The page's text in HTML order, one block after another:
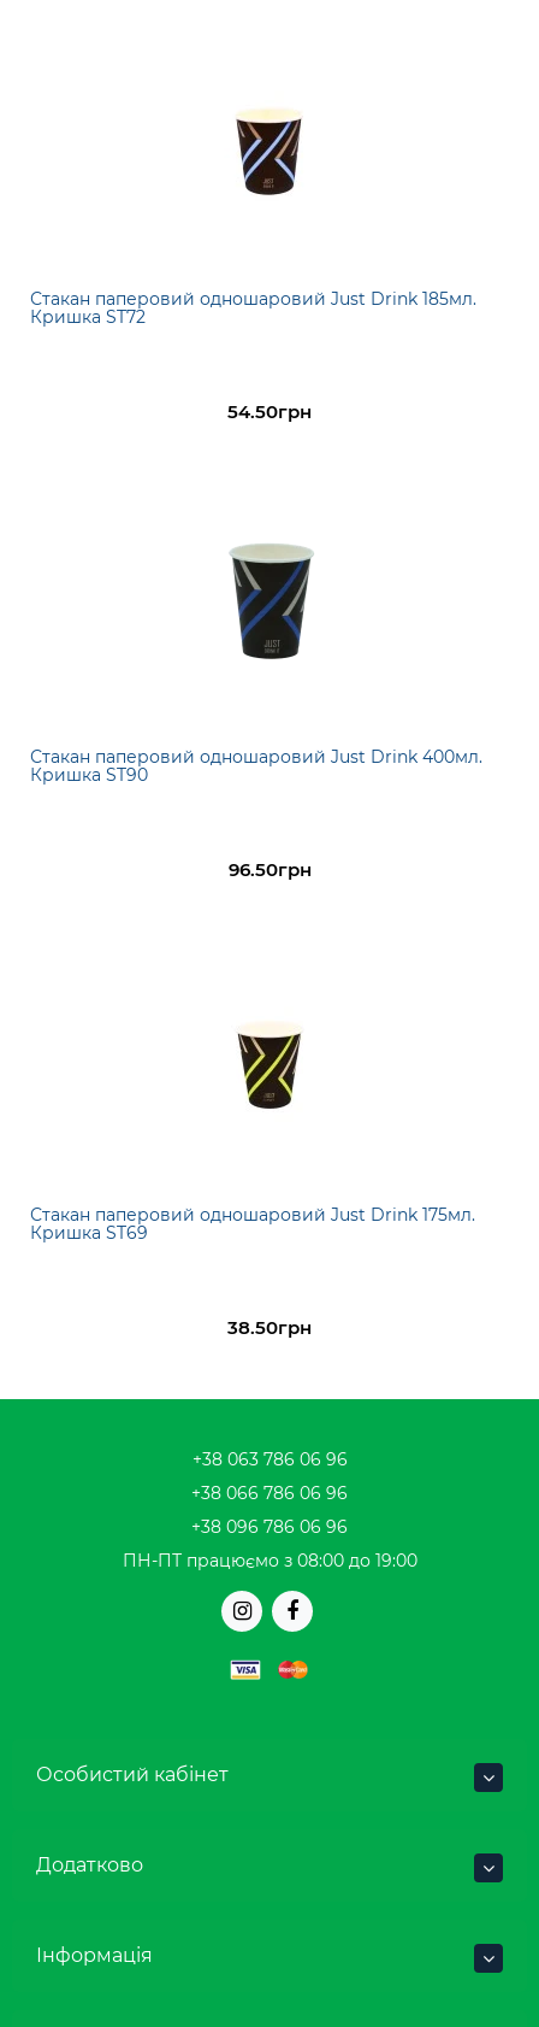
Стакан паперовий одношаровий Just Drink 185мл.
Кришка ST72
54.50грн
Стакан паперовий одношаровий Just Drink 400мл.
Кришка ST90
96.50грн
Стакан паперовий одношаровий Just Drink 175мл.
Кришка ST69
38.50грн
+38 063 786 06 96
+38 066 786 06 96
+38 096 786 06 96
ПН-ПТ працюємо з 08:00 до 19:00
Особистий кабінет
Додатково
Інформація